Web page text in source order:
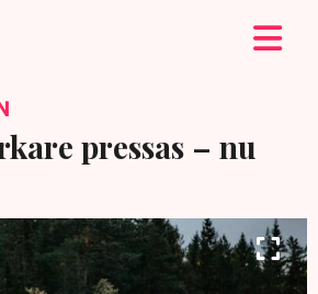
pressas – nu